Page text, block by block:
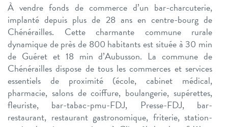
À vendre fonds de commerce d’un bar-charcuterie,
implanté depuis plus de 28 ans en centre-bourg de
Chénérailles. Cette charmante commune rurale
dynamique de près de 800 habitants est située à 30 min
de Guéret et 18 min d’Aubusson. La commune de
Chénérailles dispose de tous les commerces et services
essentiels de proximité (école, cabinet médical,
pharmacie, salons de coiffure, boulangerie, supérettes,
fleuriste, bar-tabac-pmu-FDJ, Presse-FDJ, bar-
restaurant, restaurant gastronomique, friterie, station-